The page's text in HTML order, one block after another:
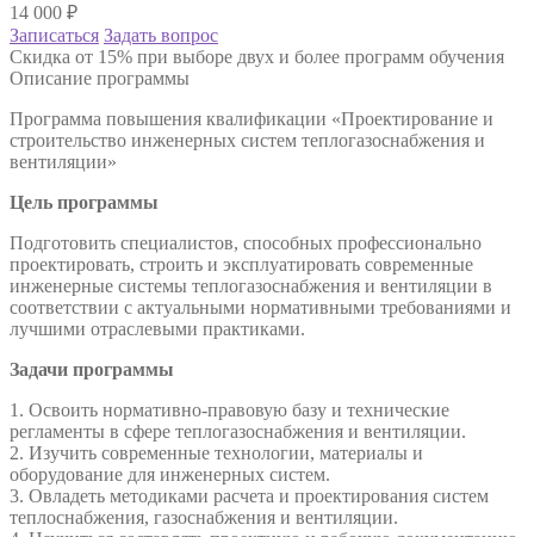
14 000 ₽
Записаться Задать вопрос
Скидка от 15% при выборе двух и более программ обучения
Описание программы
Программа повышения квалификации «Проектирование и
строительство инженерных систем теплогазоснабжения и
вентиляции»
Цель программы
Подготовить специалистов, способных профессионально
проектировать, строить и эксплуатировать современные
инженерные системы теплогазоснабжения и вентиляции в
соответствии с актуальными нормативными требованиями и
лучшими отраслевыми практиками.
Задачи программы
1. Освоить нормативно-правовую базу и технические
регламенты в сфере теплогазоснабжения и вентиляции.
2. Изучить современные технологии, материалы и
оборудование для инженерных систем.
3. Овладеть методиками расчета и проектирования систем
теплоснабжения, газоснабжения и вентиляции.